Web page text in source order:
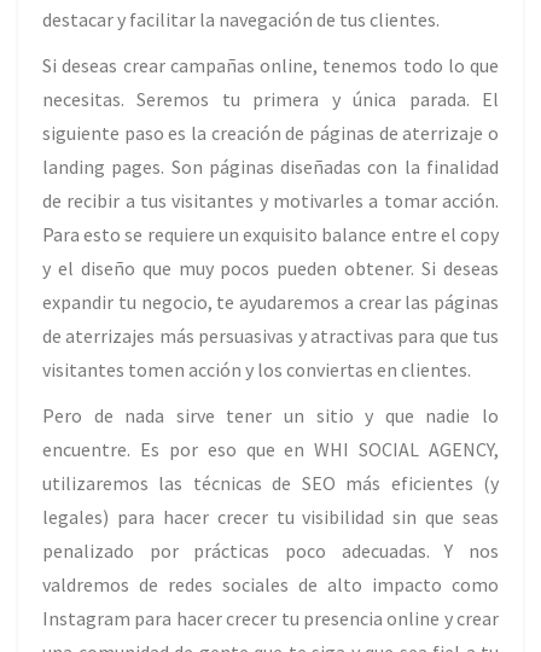
destacar y facilitar la navegación de tus clientes.
Si deseas crear campañas online, tenemos todo lo que
necesitas. Seremos tu primera y única parada. El
siguiente paso es la creación de páginas de aterrizaje o
landing pages. Son páginas diseñadas con la finalidad
de recibir a tus visitantes y motivarles a tomar acción.
Para esto se requiere un exquisito balance entre el copy
y el diseño que muy pocos pueden obtener. Si deseas
expandir tu negocio, te ayudaremos a crear las páginas
de aterrizajes más persuasivas y atractivas para que tus
visitantes tomen acción y los conviertas en clientes.
Pero de nada sirve tener un sitio y que nadie lo
encuentre. Es por eso que en WHI SOCIAL AGENCY,
utilizaremos las técnicas de SEO más eficientes (y
legales) para hacer crecer tu visibilidad sin que seas
penalizado por prácticas poco adecuadas. Y nos
valdremos de redes sociales de alto impacto como
Instagram para hacer crecer tu presencia online y crear